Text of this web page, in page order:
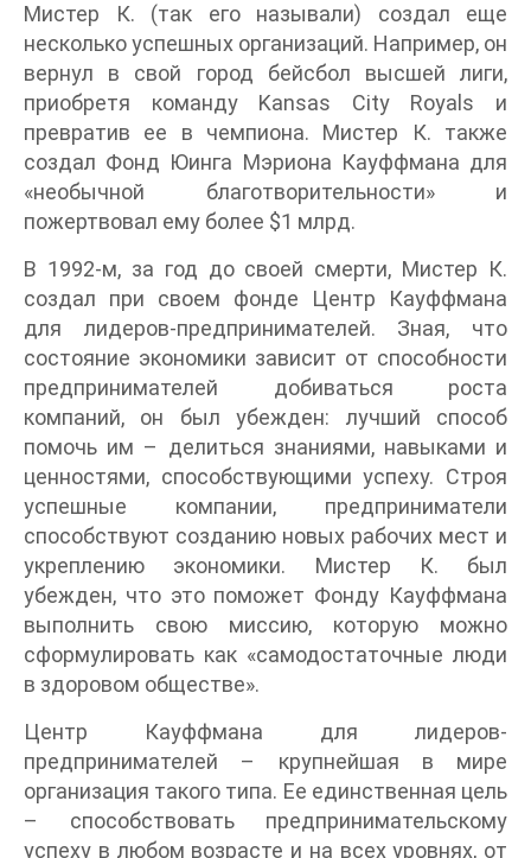
Мистер К. (так его называли) создал еще
несколько успешных организаций. Например, он
вернул в свой город бейсбол высшей лиги,
приобретя команду Kansas City Royals и
превратив ее в чемпиона. Мистер К. также
создал Фонд Юинга Мэриона Кауффмана для
«необычной благотворительности» и
пожертвовал ему более $1 млрд.
В 1992-м, за год до своей смерти, Мистер К.
создал при своем фонде Центр Кауффмана
для лидеров-предпринимателей. Зная, что
состояние экономики зависит от способности
предпринимателей добиваться роста
компаний, он был убежден: лучший способ
помочь им – делиться знаниями, навыками и
ценностями, способствующими успеху. Строя
успешные компании, предприниматели
способствуют созданию новых рабочих мест и
укреплению экономики. Мистер К. был
убежден, что это поможет Фонду Кауффмана
выполнить свою миссию, которую можно
сформулировать как «самодостаточные люди
в здоровом обществе».
Центр Кауффмана для лидеров-
предпринимателей – крупнейшая в мире
организация такого типа. Ее единственная цель
– способствовать предпринимательскому
успеху в любом возрасте и на всех уровнях, от